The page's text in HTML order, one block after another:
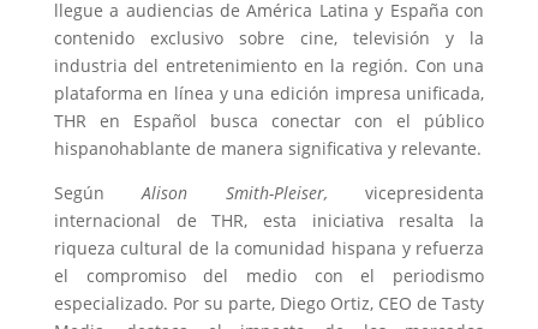
llegue a audiencias de América Latina y España con
contenido exclusivo sobre cine, televisión y la
industria del entretenimiento en la región. Con una
plataforma en línea y una edición impresa unificada,
THR en Español busca conectar con el público
hispanohablante de manera significativa y relevante.
SegúnAlison Smith-Pleiser, vicepresidenta
internacional de THR, esta iniciativa resalta la
riqueza cultural de la comunidad hispana y refuerza
el compromiso del medio con el periodismo
especializado. Por su parte, Diego Ortiz, CEO de Tasty